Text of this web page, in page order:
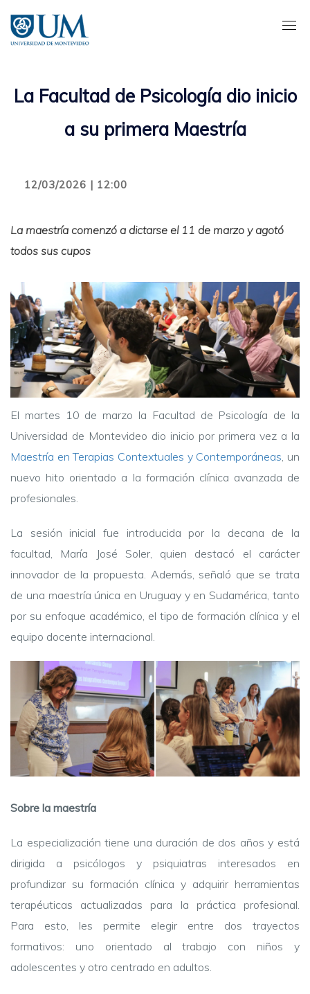
contenido
principal
La Facultad de Psicología dio inicio
a su primera Maestría
12/03/2026 | 12:00
La maestría comenzó a dictarse el 11 de marzo y agotó
todos sus cupos
El martes 10 de marzo la Facultad de Psicología de la
Universidad de Montevideo dio inicio por primera vez a la
Maestría en Terapias Contextuales y Contemporáneas, un
nuevo hito orientado a la formación clínica avanzada de
profesionales.
La sesión inicial fue introducida por la decana de la
facultad, María José Soler, quien destacó el carácter
innovador de la propuesta. Además, señaló que se trata
de una maestría única en Uruguay y en Sudamérica, tanto
por su enfoque académico, el tipo de formación clínica y el
equipo docente internacional.
Sobre la maestría
La especialización tiene una duración de dos años y está
dirigida a psicólogos y psiquiatras interesados en
profundizar su formación clínica y adquirir herramientas
terapéuticas actualizadas para la práctica profesional.
Para esto, les permite elegir entre dos trayectos
formativos: uno orientado al trabajo con niños y
adolescentes y otro centrado en adultos.